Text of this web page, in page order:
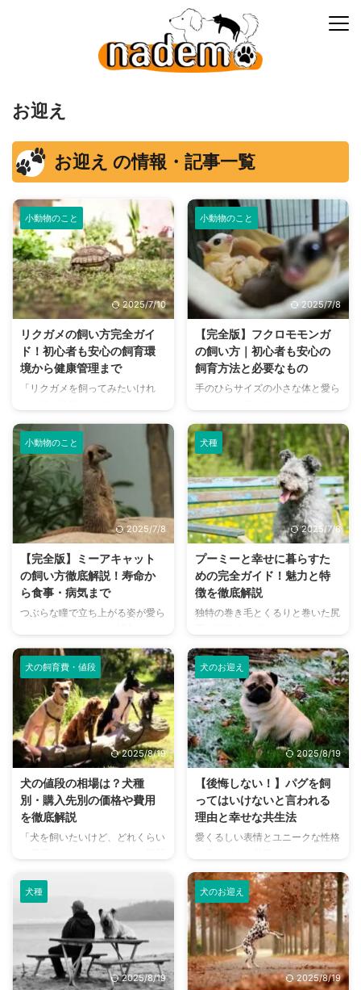
お迎え
お迎え の情報・記事一覧
小動物のこと
2025/7/10
リクガメの飼い方完全ガイ
ド！初心者も安心の飼育環
境から健康管理まで
「リクガメを飼ってみたいけれ
「長生きさせるにはどんな点に気
を付けたらいい？」 もしあなた
がそう考えているなら、この記事
はきっとお役に立ちます。 甲羅
が特徴的なリクガメは、その愛ら
しい姿とゆっくりとした動きで多
くの人を魅了します。しかし、健
康に長く飼育するためには、適切
な知識と準備が不可欠です。 こ
の記事では、リクガメとの暮らし
を始めるための基礎知識から、
日々のケア、健康管理のポイント
まで、あらゆる情報を網羅的にご
ガメとの素敵な共同生活を始めて
みませ ...
小動物のこと
2025/7/8
【完全版】フクロモモンガ
の飼い方｜初心者も安心の
飼育方法と必要なもの
手のひらサイズの小さな体と愛ら
近年、その魅力的な容姿と賢さか
ら、エキゾチックアニマルのペッ
トとして人気を集めています。
しかし、「フクロモモンガを飼っ
てみたいけれど、飼育は難し
い？」「どんな準備が必要な
の？」と不安を感じている方も多
いのではないでしょうか。 この
記事では、フクロモモンガとの快
適な暮らしをスタートさせるため
に知っておきたい飼い方の基本か
ら、必要な飼育用品、日々のケ
ア、健康管理まで、飼い主さんが
す。 この記事を読めば、フクロ
モモンガと ...
小動物のこと
2025/7/8
【完全版】ミーアキャット
の飼い方徹底解説！寿命か
ら食事・病気まで
つぶらな瞳で立ち上がる姿が愛ら
トとしての人気も高まっています
が、「実際に飼うのは難しいので
は？」と不安に感じる方もいるの
ではないでしょうか。 ミーアキ
ャットは一般的なペットとは異な
る特性を持つため、正しい知識と
準備が不可欠です。 この記事で
は、ミーアキャットを家族として
迎えたいと考えるあなたのため
に、飼い方の基本から注意点、そ
して共に幸せに暮らすための秘訣
まで、あらゆる情報を網羅的に解
説します。 この記事を読めば、
す。 ...
犬種
2025/7/8
プーミーと幸せに暮らすた
めの完全ガイド！魅力と特
徴を徹底解説
独特の巻き毛とくるりと巻いた尻
ー原産の牧羊犬で、その愛らしい
見た目からは想像できないほど活
動的で賢い犬種です。 日本では
まだあまり知られていませんが、
一度その魅力に触れると、きっと
プーミーの虜になることでしょ
う。 この記事では、プーミーの
基本的な情報から、日々のケア、
しつけ、健康管理まで、飼い主さ
んが知りたい情報を網羅していま
す。 プーミーとの生活を検討さ
れている方も、すでにプーミーと
暮らしている方も、ぜひ最後まで
論 プーミーはハンガリー原産の
賢 ...
犬の飼育費・値段
2025/8/19
犬の値段の相場は？犬種
別・購入先別の価格や費用
を徹底解説
「犬を飼いたいけど、どれくらい
段は犬種やお迎え方法、さらには
時期によっても大きく異なりま
す。 また、初期費用だけでな
く、日々の飼育にかかる費用も無
視できません。この記事では、犬
を迎えるにあたっての「値段」に
まつわる情報を徹底解説。 犬種
犬のお迎え
2025/8/19
【後悔しない！】パグを飼
ってはいけないと言われる
理由と幸せな共生法
愛くるしい表情とユニークな性格
つかパグと暮らしたい！」そう夢
見ている方も多いのではないでし
ょうか。 しかし、インターネッ
トなどで「パグ 飼ってはいけな
い」と検索すると、ネガティブな
情報が目につくことも事実です。
一体なぜ、そのような意見がある
のでしょうか？ この記事では、
犬種
2025/8/19
犬のお迎え
2025/8/19